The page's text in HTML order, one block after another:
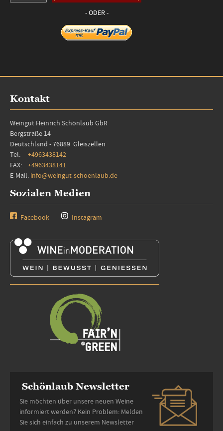
Kontakt
Weingut Heinrich Schönlaub GbR
Bergstraße 14
Deutschland - 76889 Gleiszellen
Tel: +4963438142
FAX: +4963438141
E-Mail: info@weingut-schoenlaub.de
Sozialen Medien
Facebook Instagram
Schönlaub Newsletter
Sie möchten über unsere neuen Weine
informiert werden? Kein Problem: Melden
Sie sich einfach zu unserem Newsletter